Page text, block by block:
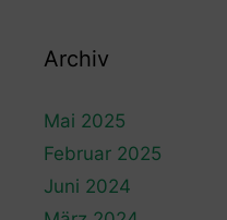
Archiv
Mai 2025
Februar 2025
Juni 2024